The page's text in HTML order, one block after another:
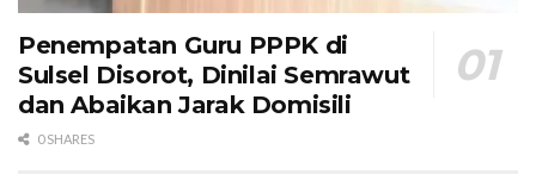
Penempatan Guru PPPK di
Sulsel Disorot, Dinilai Semrawut
dan Abaikan Jarak Domisili
0 SHARES